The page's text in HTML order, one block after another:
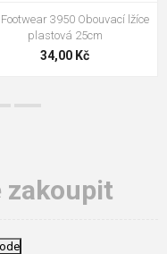
Footwear 3102 Tkaničky
ploché
18,70 Kč
zakoupit